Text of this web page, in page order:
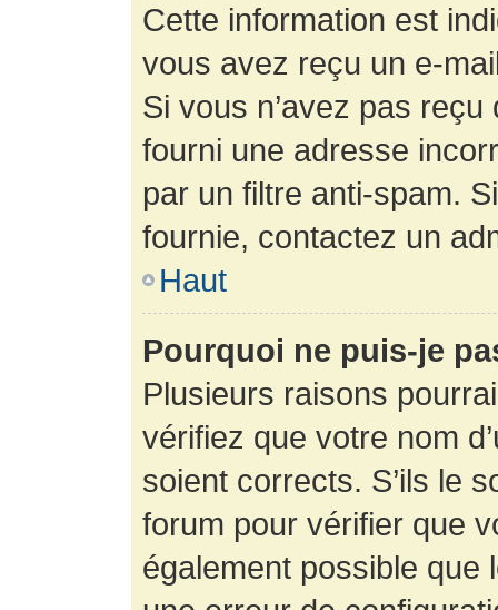
Cette information est
vous avez reçu un e-
Si vous n’avez pas
fourni une adresse
par un filtre anti-spam.
fournie, contactez un
Haut
Pourquoi ne puis-je
Plusieurs raisons
vérifiez que votre nom
soient corrects. S’ils le
forum pour vérifier que
également possible que